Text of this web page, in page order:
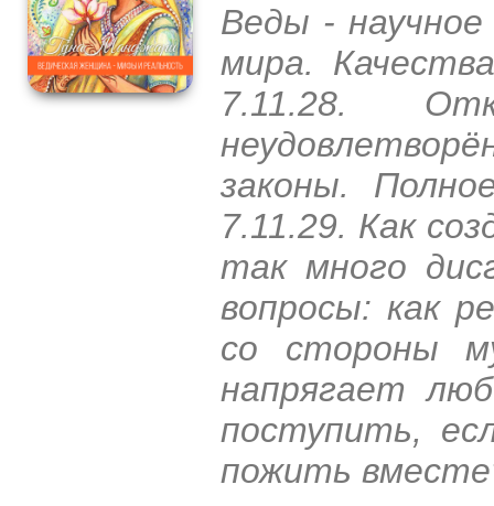
Веды - научное
мира.
7.11.28.
законы.
7.11.29. Как
так много
вопросы: как
со стороны
напрягает
поступить,
пожить